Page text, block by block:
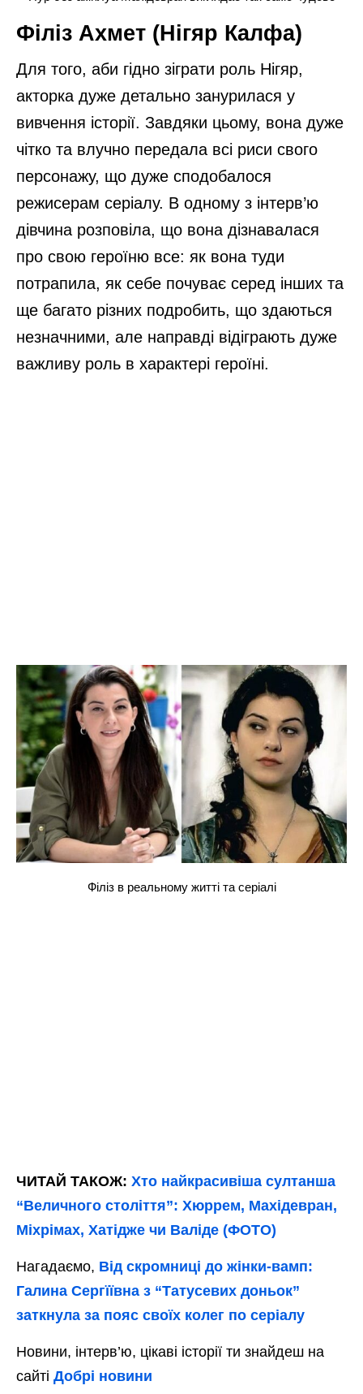
Філіз Ахмет (Нігяр Калфа)
Для того, аби гідно зіграти роль Нігяр,
акторка дуже детально занурилася у
вивчення історії. Завдяки цьому, вона дуже
чітко та влучно передала всі риси свого
персонажу, що дуже сподобалося
режисерам серіалу. В одному з інтерв’ю
дівчина розповіла, що вона дізнавалася
про свою героїню все: як вона туди
потрапила, як себе почуває серед інших та
ще багато різних подробить, що здаються
незначними, але направді відіграють дуже
важливу роль в характері героїні.
Філіз в реальному житті та серіалі
ЧИТАЙ ТАКОЖ: Хто найкрасивіша султанша
“Величного століття”: Хюррем, Махідевран,
Міхрімах, Хатідже чи Валіде (ФОТО)
Нагадаємо, Від скромниці до жінки-вамп:
Галина Сергїївна з “Татусевих доньок”
заткнула за пояс своїх колег по серіалу
Новини, інтерв’ю, цікаві історії ти знайдеш на
сайті Добрі новини